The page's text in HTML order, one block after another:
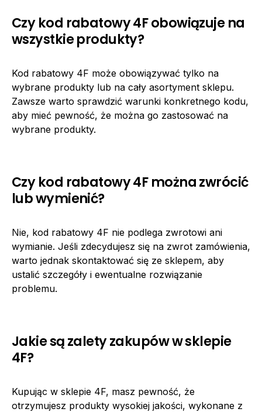
Czy kod rabatowy 4F obowiązuje na
wszystkie produkty?
Kod rabatowy 4F może obowiązywać tylko na
wybrane produkty lub na cały asortyment sklepu.
Zawsze warto sprawdzić warunki konkretnego kodu,
aby mieć pewność, że można go zastosować na
wybrane produkty.
Czy kod rabatowy 4F można zwrócić
lub wymienić?
Nie, kod rabatowy 4F nie podlega zwrotowi ani
wymianie. Jeśli zdecydujesz się na zwrot zamówienia,
warto jednak skontaktować się ze sklepem, aby
ustalić szczegóły i ewentualne rozwiązanie
problemu.
Jakie są zalety zakupów w sklepie
4F?
Kupując w sklepie 4F, masz pewność, że
otrzymujesz produkty wysokiej jakości, wykonane z